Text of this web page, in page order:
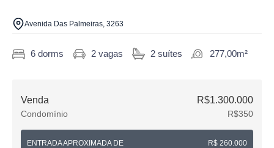
Avenida Das Palmeiras, 3263
6 dorms 2 vagas 2 suítes 277,00m²
Venda R$1.300.000
Condomínio R$350
ENTRADA APROXIMADA DE R$ 260.000